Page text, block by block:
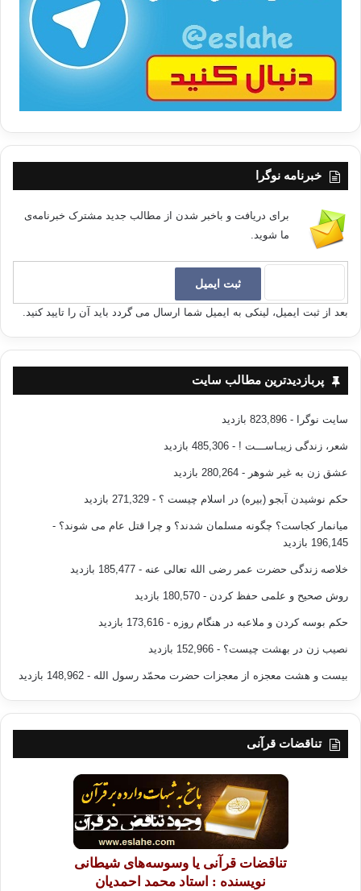
خبرنامه نوگرا
برای دریافت و باخبر شدن از مطالب جدید مشترک خبرنامه‌ی
ما شوید.
بعد از ثبت ایمیل، لینکی به ایمیل شما ارسال می گردد باید آن را تایید کنید.
پربازدیدترین مطالب سایت
سایت نوگرا - 823,896 بازدید
شعر، زندگی زیبـاســـت ! - 485,306 بازدید
عشق زن به غیر شوهر - 280,264 بازدید
حکم نوشیدن آبجو (بیره) در اسلام چیست ؟ - 271,329 بازدید
میانمار کجاست؟ چگونه مسلمان شدند؟ و چرا قتل عام می شوند؟ -
196,145 بازدید
خلاصه زندگی حضرت عمر رضی الله تعالی عنه - 185,477 بازدید
روش صحیح و علمی حفظ کردن - 180,570 بازدید
حکم بوسه کردن و ملاعبه در هنگام روزه - 173,616 بازدید
نصیب زن در بهشت چیست؟ - 152,966 بازدید
بیست و هشت معجزه از معجزات حضرت محمّد رسول الله - 148,962 بازدید
تناقضات قرآنی
تناقضات قرآنی یا وسوسه‌های شیطانی
نویسنده : استاد محمد احمدیان